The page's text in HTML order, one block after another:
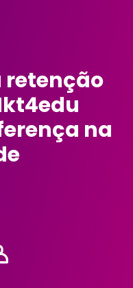
retenção
na